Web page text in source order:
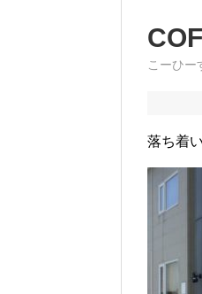
こーひ
落ち着